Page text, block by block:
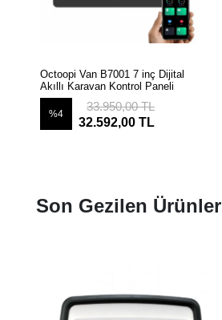
Octoopi Van B7001 7 inç Dijital
Akıllı Karavan Kontrol Paneli
%4
33.950,00 TL
32.592,00 TL
Son Gezilen Ürünler